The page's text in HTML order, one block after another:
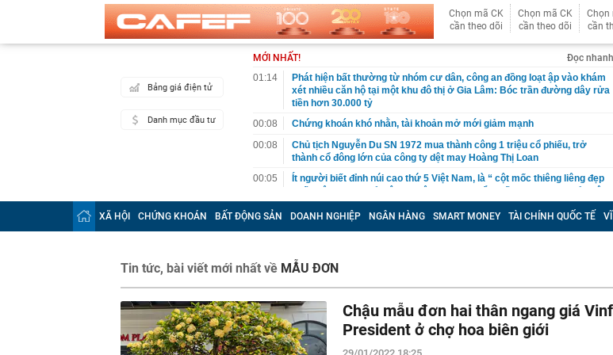
Chọn mã CK
cần theo dõi
Chọn mã CK
cần theo dõi
Chọn
cần
Bảng giá điện tử
Danh mục đầu tư
MỚI NHẤT!
Đọc
01:14
Phát hiện bất thường từ nhóm cư dân, công an đồng loạt ập vào khám
xét nhiều căn hộ tại một khu đô thị ở Gia Lâm: Bóc trần đường dây rửa
tiền hơn 30.000 tỷ
00:08
Chứng khoán khó nhằn, tài khoản mở mới giảm mạnh
00:08
Chủ tịch Nguyễn Du SN 1972 mua thành công 1 triệu cổ phiếu, trở
thành cổ đông lớn của công ty dệt may Hoàng Thị Loan
00:05
Ít người biết đỉnh núi cao thứ 5 Việt Nam, là “ cột mốc thiêng liêng đẹp
trekking
Việt Nam có 1 hệ thống y khoa tư nhân sở hữu 14 bệnh viện, 2.900
00:05
56 mã chứng khoán bị HoSE cắt margin trong tháng 8
00:03
Một doanh nghiệp Việt thu hơn 1 tỷ USD ở nước ngoài trong nửa đầu
năm 2026, lợi nhuận tăng hơn 120%
00:03
Chứng khoán Vietcap dự phóng VN-Index có thể chạm mốc 1.885 điểm
ngay trong tháng 8
XÃ HỘI CHỨNG KHOÁN BẤT ĐỘNG SẢN DOANH NGHIỆP NGÂN HÀNG SMART MONEY TÀI CHÍNH QUỐC TẾ
Tin tức, bài viết mới nhất về MẪU ĐƠN
Chậu mẫu đơn hai thân ngang giá
President ở chợ hoa biên giới